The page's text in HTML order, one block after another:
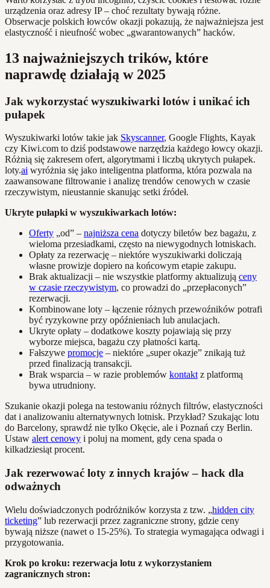
urządzenia oraz adresy IP – choć rezultaty bywają różne.
Obserwacje polskich łowców okazji pokazują, że najważniejsza jest
elastyczność i nieufność wobec „gwarantowanych” hacków.
13 najważniejszych trików, które
naprawdę działają w 2025
Jak wykorzystać wyszukiwarki lotów i unikać ich
pułapek
Wyszukiwarki lotów takie jak Skyscanner, Google Flights, Kayak
czy Kiwi.com to dziś podstawowe narzędzia każdego łowcy okazji.
Różnią się zakresem ofert, algorytmami i liczbą ukrytych pułapek.
loty.ai wyróżnia się jako inteligentna platforma, która pozwala na
zaawansowane filtrowanie i analizę trendów cenowych w czasie
rzeczywistym, nieustannie skanując setki źródeł.
Ukryte pułapki w wyszukiwarkach lotów:
Oferty „od” – najniższa cena dotyczy biletów bez bagażu, z
wieloma przesiadkami, często na niewygodnych lotniskach.
Opłaty za rezerwację – niektóre wyszukiwarki doliczają
własne prowizje dopiero na końcowym etapie zakupu.
Brak aktualizacji – nie wszystkie platformy aktualizują ceny
w czasie rzeczywistym, co prowadzi do „przepłaconych”
rezerwacji.
Kombinowane loty – łączenie różnych przewoźników potrafi
być ryzykowne przy opóźnieniach lub anulacjach.
Ukryte opłaty – dodatkowe koszty pojawiają się przy
wyborze miejsca, bagażu czy płatności kartą.
Fałszywe promocje – niektóre „super okazje” znikają tuż
przed finalizacją transakcji.
Brak wsparcia – w razie problemów kontakt z platformą
bywa utrudniony.
Szukanie okazji polega na testowaniu różnych filtrów, elastyczności
dat i analizowaniu alternatywnych lotnisk. Przykład? Szukając lotu
do Barcelony, sprawdź nie tylko Okęcie, ale i Poznań czy Berlin.
Ustaw alert cenowy i poluj na moment, gdy cena spada o
kilkadziesiąt procent.
Jak rezerwować loty z innych krajów – hack dla
odważnych
Wielu doświadczonych podróżników korzysta z tzw. „hidden city
ticketing” lub rezerwacji przez zagraniczne strony, gdzie ceny
bywają niższe (nawet o 15-25%). To strategia wymagająca odwagi i
przygotowania.
Krok po kroku: rezerwacja lotu z wykorzystaniem
zagranicznych stron: